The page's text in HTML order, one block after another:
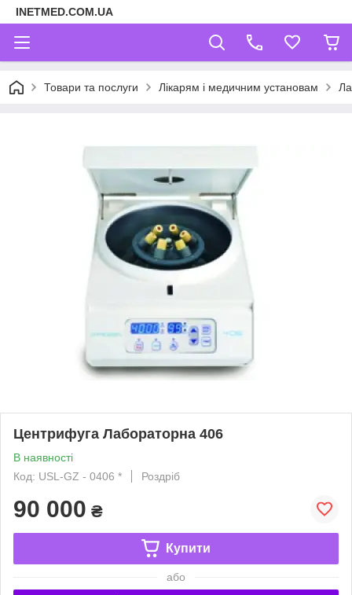
INETMED.COM.UA
Товари та послуги Лікарям і медичним установам
Центрифуга Лабораторна 406
В наявності
Код: USL-GZ - 0406 *
Роздріб
90 000 ₴
Купити
або